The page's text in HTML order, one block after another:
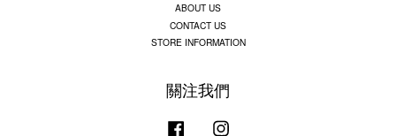
ABOUT US
CONTACT US
STORE INFORMATION
關注我們
Facebook